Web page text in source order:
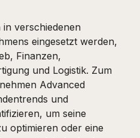
verschiedenen
eingesetzt werden,
Finanzen,
und Logistik. Zum
Advanced
und
um seine
optimieren oder eine